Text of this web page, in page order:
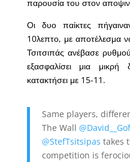
παρουσία του στον
Οι δυο παίκτες
10λεπτο, με αποτέλεσμα
Τσιτσιπάς ανέβασε
εξασφαλίσει μια
κατακτήσει με 15-11.
Same players,
The Wall
@StefTsitsipas takes
competition is